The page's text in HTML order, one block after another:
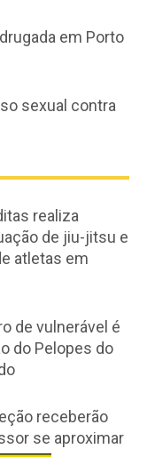
em Porto
sexual contra
realiza
de jiu-jitsu e
atletas em
de vulnerável é
do Pelopes do
receberão
se aproximar